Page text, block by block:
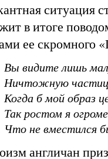
ситуация
в итоге
ее скромного
Вы видите лишь
Ничтожную
Когда б мой образ
Так ростом я
Что не вместился
англичан